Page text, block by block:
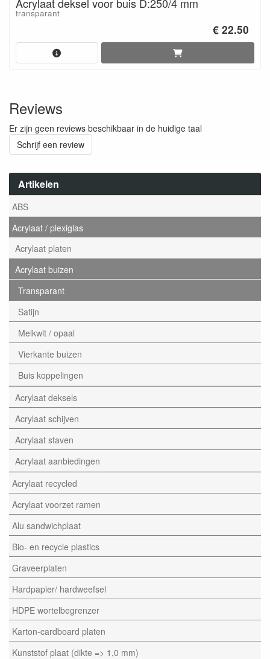
Artikelen
ABS
Acrylaat / plexiglas
Acrylaat platen
Acrylaat buizen
Transparant
Satijn
Melkwit / opaal
Vierkante buizen
Buis koppelingen
Acrylaat deksels
Acrylaat schijven
Acrylaat staven
Acrylaat aanbiedingen
Acrylaat recycled
Acrylaat voorzet ramen
Alu sandwichplaat
Bio- en recycle plastics
Graveerplaten
Hardpapier/ hardweefsel
HDPE wortelbegrenzer
Karton-cardboard platen
Kunststof plaat (dikte => 1,0 mm)
transparant
€ 22.50
Reviews
Er zijn geen reviews beschikbaar in de huidige taal
Schrijf een review